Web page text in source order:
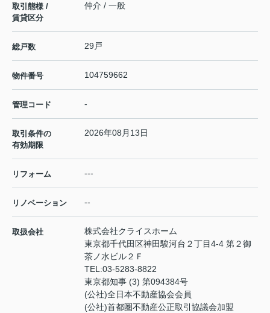
取引態様 /
賃貸区分
仲介 / 一般
総戸数 29戸
物件番号 104759662
管理コード -
取引条件の
有効期限
2026年08月13日
リフォーム ---
リノベーション --
取扱会社
株式会社クライスホーム
東京都千代田区神田駿河台２丁目4-4 第２御
茶ノ水ビル２Ｆ
TEL:03-5283-8822
東京都知事 (3) 第094384号
(公社)全日本不動産協会会員
(公社)首都圏不動産公正取引協議会加盟